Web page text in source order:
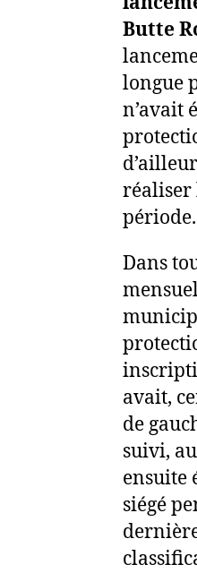
Butte
longue
n’avait
réaliser
période.
Dans
avait,
de
suivi,
ensuite
siégé